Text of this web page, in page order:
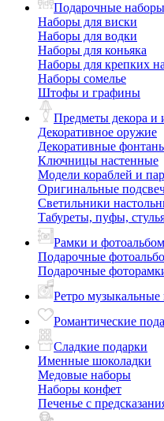
Подарочные наборы
Наборы для виски
Наборы для водки
Наборы для коньяка
Наборы для крепких
Наборы сомелье
Штофы и графины
Предметы декора и
Декоративное оружие
Декоративные
Ключницы настенные
Модели кораблей и
Оригинальные
Светильники
Табуреты, пуфы,
Рамки и
Подарочные
Подарочные
Ретро
Романтические
Сладкие подарки
Именные шоколадки
Медовые наборы
Наборы конфет
Печенье с